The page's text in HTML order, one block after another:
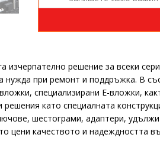
изчерпателно решение за всеки
при ремонт и поддръжка. В
специализирани Е-вложки,
като специалната
шестограми, адаптери,
цени качеството и надеждността